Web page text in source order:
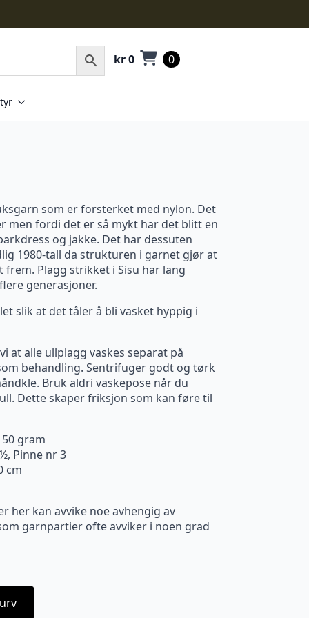
kr0 0
som er forsterket med nylon. Det
men fordi det er så mykt har det blitt en
og jakke. Det har dessuten
1980-tall da strukturen i garnet gjør at
Plagg strikket i Sisu har lang
generasjoner.
slik at det tåler å bli vasket hyppig i
at alle ullplagg vaskes separat på
behandling. Sentrifuger godt og tørk
Bruk aldri vaskepose når du
Dette skaper friksjon som kan føre til
gram
Pinne nr 3
cm
her kan avvike noe avhengig av
garnpartier ofte avviker i noen grad